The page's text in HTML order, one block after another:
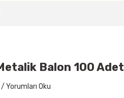
Metalik Balon 100 Adet
Yorumları Oku